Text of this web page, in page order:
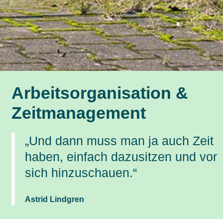
Arbeits­organisation &
Zeit­management
„Und dann muss man ja auch Zeit
haben, einfach dazusitzen und vor
sich hinzuschauen.“
Astrid Lindgren